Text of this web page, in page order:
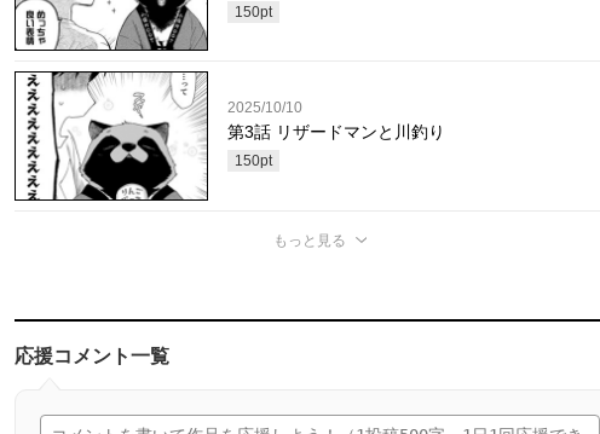
150pt
2025/10/10
第3話 リザードマンと川釣り
150pt
もっと見る
応援コメント一覧